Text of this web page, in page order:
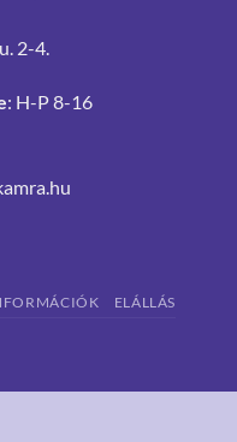
2-4.
: H-P 8-16
ELÁLLÁS